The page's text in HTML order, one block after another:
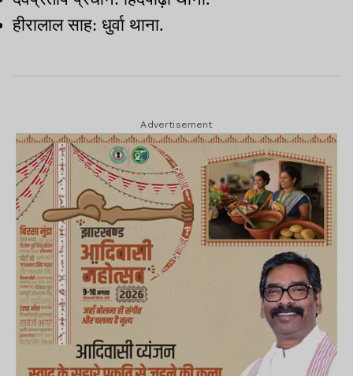
⁠हीरालाल साह: धुर्वा थाना.
Advertisement